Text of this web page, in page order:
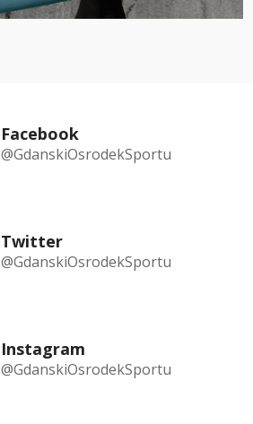
Facebook
@GdanskiOsrodekSportu
Twitter
@GdanskiOsrodekSportu
Instagram
@GdanskiOsrodekSportu